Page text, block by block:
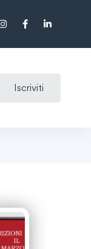
Iscriviti